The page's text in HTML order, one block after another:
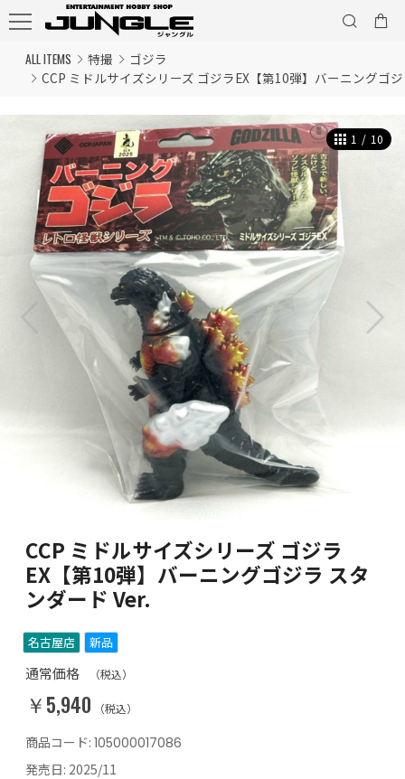
ALL ITEMS 特撮
ゴジラ
CCP ミドルサイズシリーズ ゴジラEX【第10弾】バーニングゴ
1 / 10
CCP ミドルサイズシリーズ ゴジラ
EX【第10弾】バーニングゴジラ スタ
ンダード Ver.
名古屋店 新品
通常価格 （税込）
￥5,940 （税込）
商品コード: 105000017086
発売日: 2025/11